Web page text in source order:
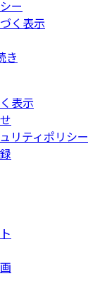
ー
く表示
き
表示
リティポリシー